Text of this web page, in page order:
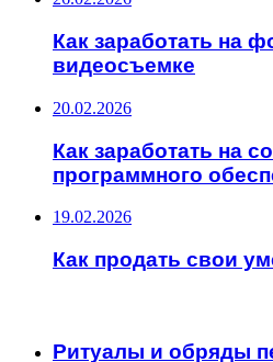
Как заработать на
видеосъемке
20.02.2026
Как заработать на
программного
19.02.2026
Как продать свои
Ритуалы и обряды